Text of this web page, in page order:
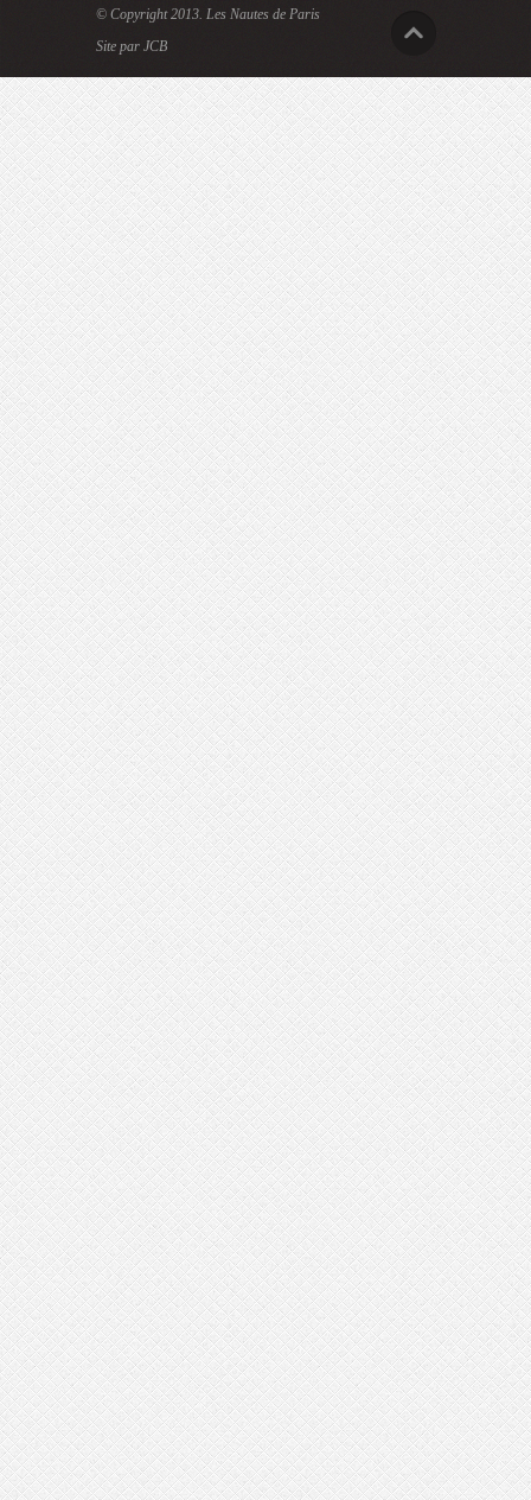
© Copyright 2013. Les Nautes de Paris
Site par JCB